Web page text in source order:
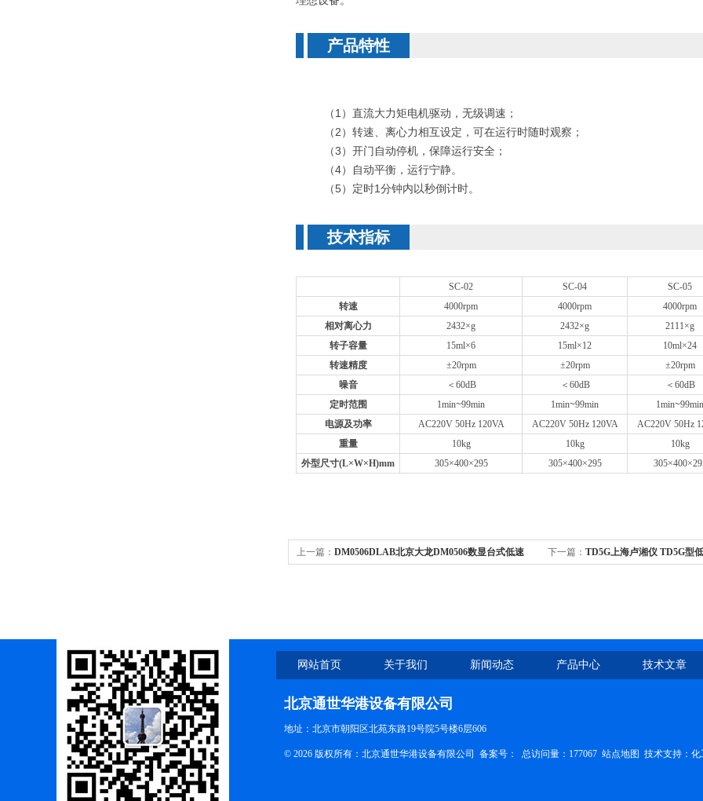
产品特性
（1）直流大力矩电机驱动，无级调速；
（2）转速、离心力相互设定，可在运行时随时观察；
（3）开门自动停机，保障运行安全；
（4）自动平衡，运行宁静。
（5） 定时1分钟内以秒倒计时。
技术指标
SC-02 SC-04
SC-05
转速
4000rpm 4000rpm
4000rpm
相对离心力
2432×g 2432×g 2111×g
转子容量
15ml×6 15ml×12
10ml×24
转速精度
±20rpm ±20rpm ±20rpm
噪音
＜ 60dB ＜ 60dB ＜ 60dB
定时范围
1min~99min 1min~99min 1min~99min
电源及功率
AC220V 50Hz 120VA AC220V 50Hz 120VA
AC220V 50Hz
重量
10kg 10kg
10kg
外型尺寸(L×W×H)mm 305×400×295 305×400×295 305×400×
上一篇： DM0506DLAB北京大龙DM0506数显台式低速 下一篇： TD5G上海卢湘仪 TD5G型
网站首页 关于我们 新闻动态 产品中心 技术文章
北京通世华港设备有限公司
地址：北京市朝阳区北苑东路19号院5号楼6层606
© 2026 版权所有：北京通世华港设备有限公司 备案号： 总访问量：177067 站点地图 技术支持： 化